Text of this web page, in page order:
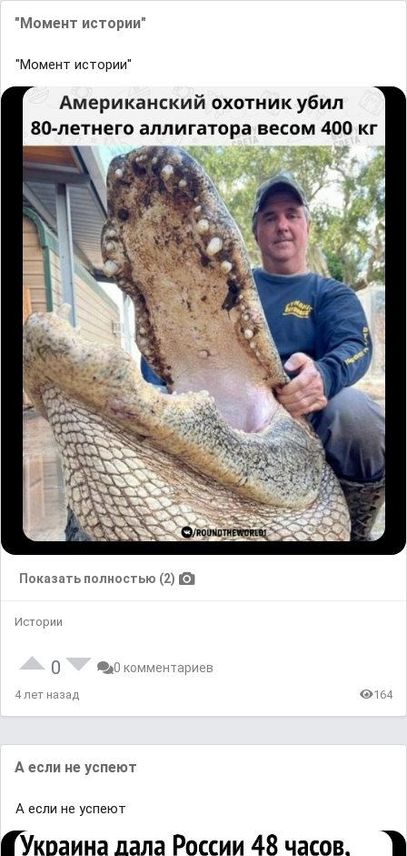
"Момент истории"
"Момент истории"
Показать полностью (2)
Истории
0 0 комментариев
4 лет назад 164
А eсли не yспеют
А eсли не yспеют